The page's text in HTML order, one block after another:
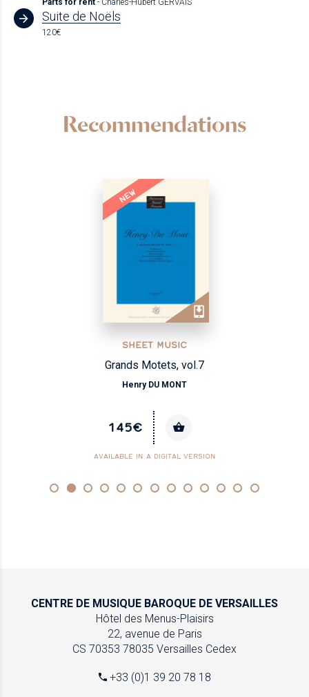
Parts for rent - Charles-Hubert GERVAIS
Suite de Noëls
120€
Recommendations
NEW
SHEET MUSIC
Grands Motets, vol.7
Henry DU MONT
145€
AVAILABLE IN A DIGITAL VERSION
CENTRE DE MUSIQUE BAROQUE DE VERSAILLES
Hôtel des Menus-Plaisirs
22, avenue de Paris
CS 70353 78035 Versailles Cedex
+33 (0)1 39 20 78 18